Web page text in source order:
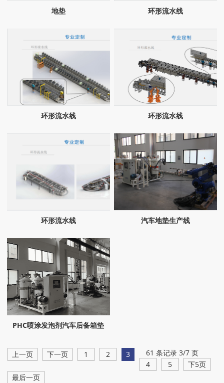
地垫 环形流水线
环形流水线 环形流水线
环形流水线 汽车地垫生产线
PHC喷涂发泡剂汽车后备箱垫
61 条记录 3/7 页
上一页 下一页 1 2
3
4
5
下5页
最后一页